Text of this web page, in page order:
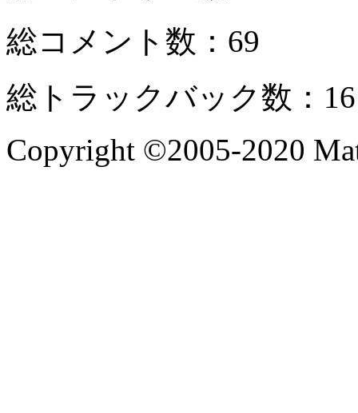
総コメント数：69
総トラックバック数：16
Copyright ©2005-2020